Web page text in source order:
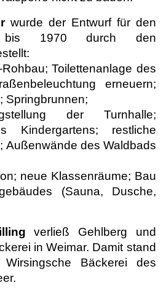
wurde der Entwurf für den
1970 durch den
Toilettenanlage des
erneuern;
Springbrunnen;
der Turnhalle;
Kindergartens; restliche
Außenwände des Waldbads
neue Klassenräume; Bau
(Sauna, Dusche,
verließ Gehlberg und
in Weimar. Damit stand
Bäckerei des